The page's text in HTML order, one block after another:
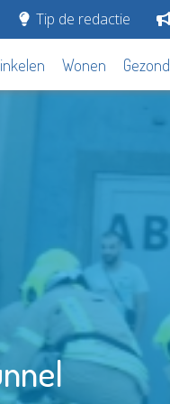
Tip de redactie
Wonen Gezond